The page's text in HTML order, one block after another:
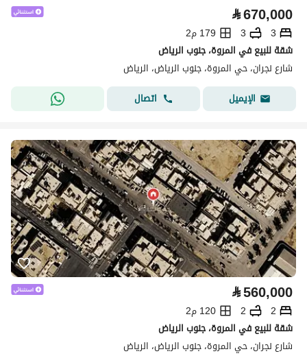
⃁670,000
3
3
179 م2
شقة للبيع في المروة، جنوب الرياض
شارع نجران، حي المروة، جنوب الرياض، الرياض
الإيميل
اتصال
⃁560,000
2
2
120 م2
شقة للبيع في المروة، جنوب الرياض
شارع نجران، حي المروة، جنوب الرياض، الرياض